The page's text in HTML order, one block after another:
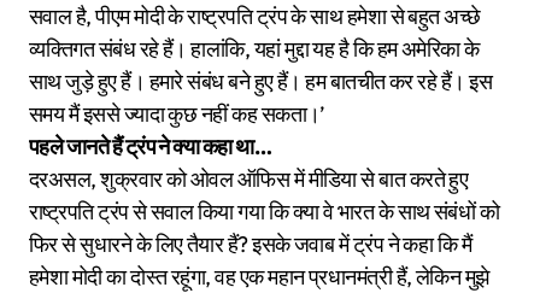
सवाल है, पीएम मोदी के राष्ट्रपति ट्रंप के साथ हमेशा से बहुत अच्छे
व्यक्तिगत संबंध रहे हैं। हालांकि, यहां मुद्दा यह है कि हम अमेरिका के
साथ जुड़े हुए हैं। हमारे संबंध बने हुए हैं। हम बातचीत कर रहे हैं। इस
समय मैं इससे ज्यादा कुछ नहीं कह सकता।’
पहले जानते हैं ट्रंप ने क्या कहा था…
दरअसल, शुक्रवार को ओवल ऑफिस में मीडिया से बात करते हुए
राष्ट्रपति ट्रंप से सवाल किया गया कि क्या वे भारत के साथ संबंधों को
फिर से सुधारने के लिए तैयार हैं? इसके जवाब में ट्रंप ने कहा कि मैं
हमेशा मोदी का दोस्त रहूंगा, वह एक महान प्रधानमंत्री हैं, लेकिन मुझे